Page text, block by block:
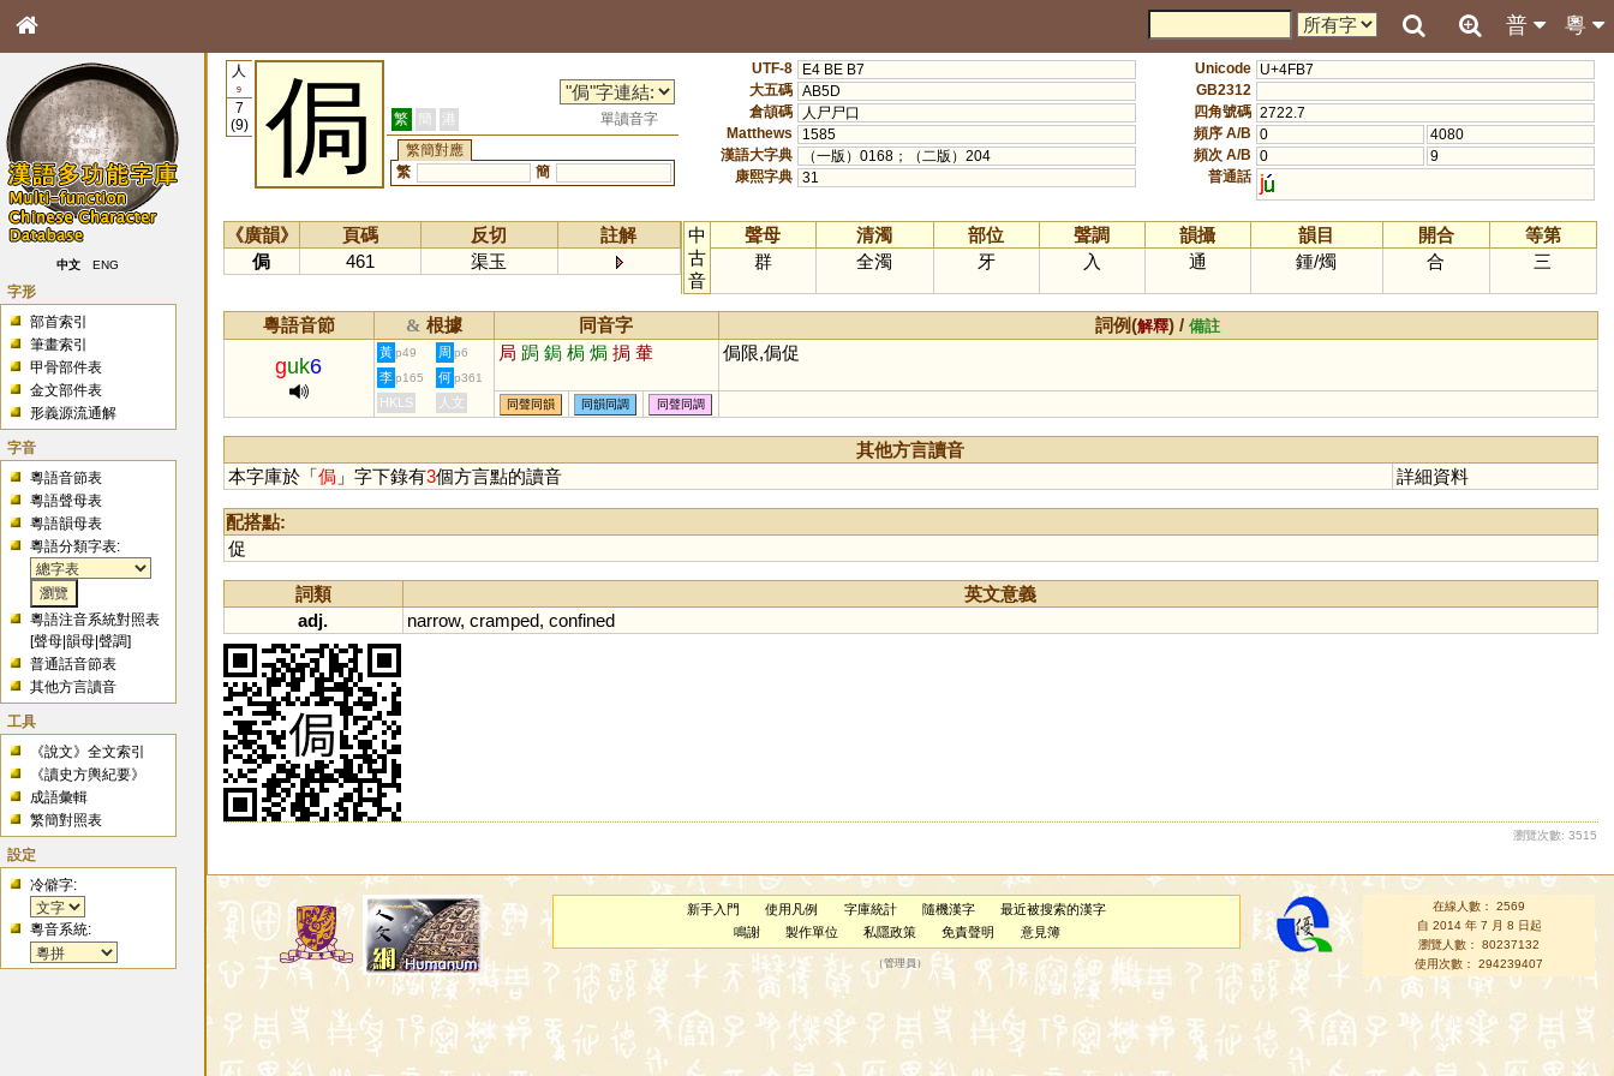
粵
普
中文 ENG
字形
部首索引
筆畫索引
甲骨部件表
金文部件表
形義源流通解
字音
粵語音節表
粵語聲母表
粵語韻母表
粵語分類字表:
粵語注音系統對照表
[聲母 |韻母 |聲調]
普通話音節表
其他方言讀音
工具
《說文》全文索引
《讀史方輿紀要》
成語彙輯
繁簡對照表
設定
冷僻字:
粵音系統:
人
9
7
(9)
侷 繁 簡 港
單讀音字
繁簡對應
繁
簡
UTF-8
E4 BE B7
大五碼 AB5D
倉頡碼
人尸尸口
Matthews
1585
漢語大字典
（一版）0168；（二版）204
康熙字典 31
Unicode U+4FB7
GB2312
四角號碼 2722.7
頻序 A/B 0
4080
頻次 A/B 0
9
普通話 j
《廣韻》 頁碼 反切
註解
侷
461 渠玉
中
古
音
聲母 清濁 部位 聲調 韻攝 韻目 開合
等第
群
全濁 牙 入 通 鍾/燭 合 三
粵語音節 & 根據 同音字 詞例(解釋) /備註
guk6
黃 p49 周 p6 局 跼 鋦 梮 焗 挶 輂 侷限,侷促
李 p165 何 p361
HKLS 人文 同聲同韻 同韻同調 同聲同調
其他方言讀音
本字庫於「侷 」字下錄有3個方言點的讀音 詳細資料
配搭點:
促
詞類
英文意義
adj.
narrow, cramped, confined
瀏覽次數: 3515
新手入門 使用凡例 字庫統計 隨機漢字
最近被搜索的漢字
鳴謝
製作單位 私隱政策 免責聲明 意見簿
（管理員 ）
在線人數： 2569
自 2014 年 7 月 8 日起
瀏覽人數： 80237132
使用次數： 294239407